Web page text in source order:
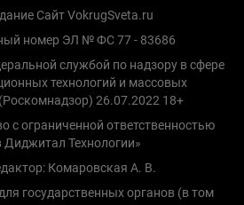
Сайт VokrugSveta.ru
номер ЭЛ № ФС 77 - 83686
службой по надзору в сфере
технологий и массовых
26.07.2022 18+
с ограниченной ответственностью
Диджитал Технологии»
Комаровская А. В.
государственных органов (в том